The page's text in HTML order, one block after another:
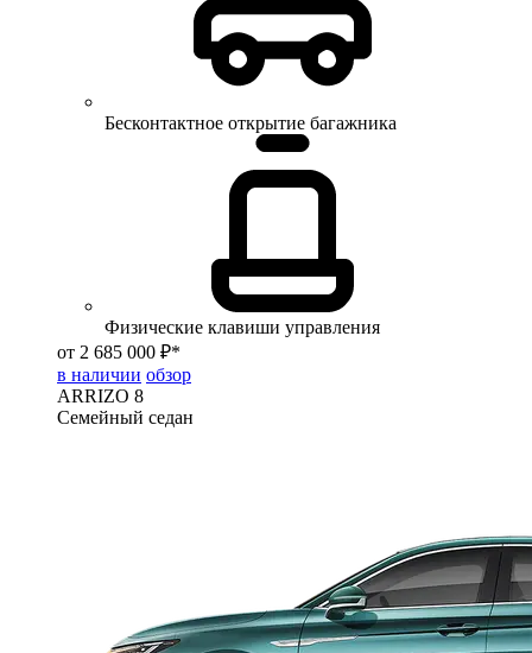
Бесконтактное открытие багажника
Физические клавиши управления
от 2 685 000 ₽*
в наличии обзор
ARRIZO 8
Семейный седан